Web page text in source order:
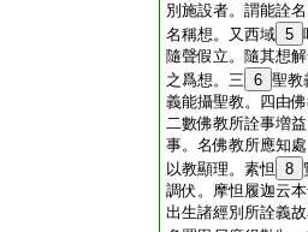
別施設者。謂能詮
名稱想。又西域 5
隨聲假立。隨其想
之爲想。三 6 聖教
義能攝聖教。四由
二數佛教所詮事増
事。名佛教所應知
以教顯理。素怛 8
調伏。摩怛履迦云
出生諸經別所詮義